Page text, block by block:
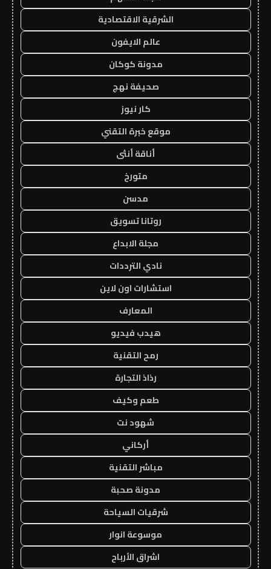
الشرقية الاقتصادية
عالم الايفون
مدونة كوكان
صحيفة نهج
كار نيوز
موقع خبرة التقني
أناقة أنثى
متورخ
مدسن
روتانا تسويق
مجلة الابداع
نادي الترددات
استشارات اون لاين
المعارف
هيدب فيديو
رمح التقنية
رذاذ التجارة
طعم وكيف
شهود نت
أركاني
مباشر التقنية
مدونة صحبة
شرقيات السياحة
موسوعة انوار
اشراق الأرباح